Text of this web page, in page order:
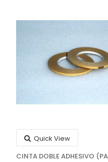
Quick View
CINTA DOBLE ADHESIVO